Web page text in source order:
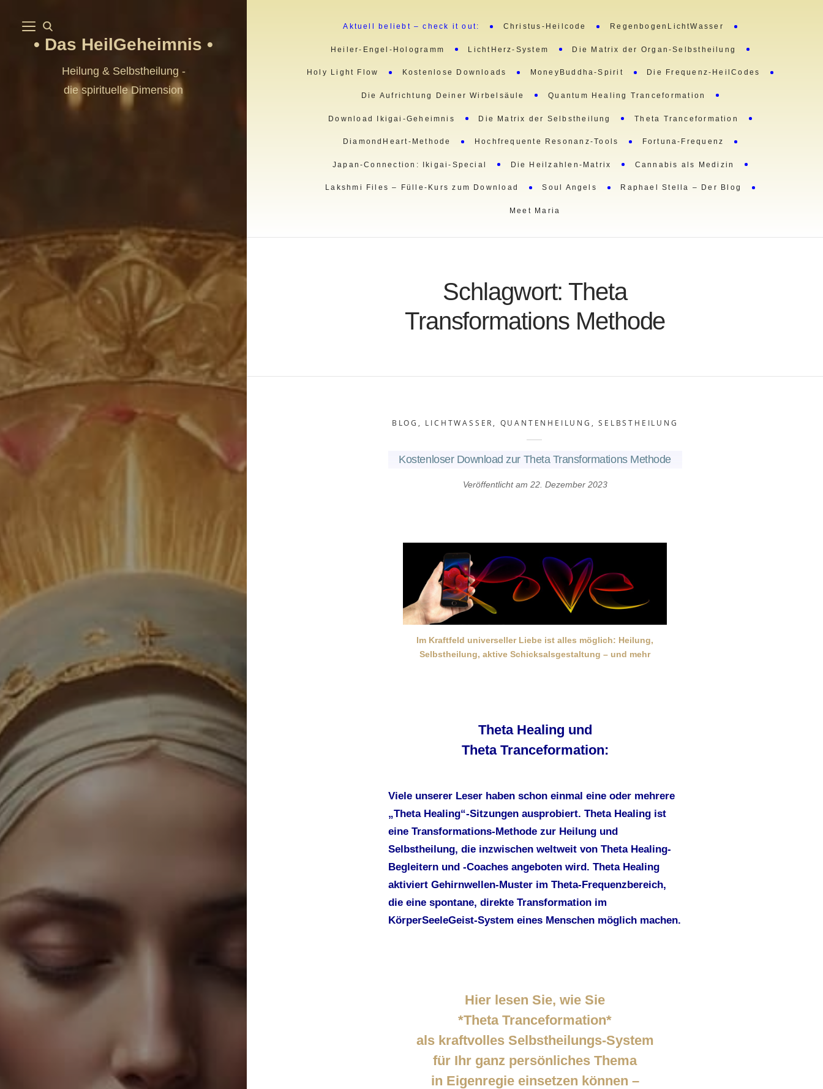
Das HeilGeheimnis
Heilung & Selbstheilung -
die spirituelle Dimension
Aktuell beliebt – check it out: Christus-Heilcode RegenbogenLichtWasser
Heiler-Engel-Hologramm LichtHerz-System Die Matrix der Organ-Selbstheilung
Holy Light Flow Kostenlose Downloads MoneyBuddha-Spirit Die Frequenz-HeilCodes
Die Aufrichtung Deiner Wirbelsäule Quantum Healing Tranceformation
Download Ikigai-Geheimnis Die Matrix der Selbstheilung Theta Tranceformation
DiamondHeart-Methode Hochfrequente Resonanz-Tools Fortuna-Frequenz
Japan-Connection: Ikigai-Special Die Heilzahlen-Matrix Cannabis als Medizin
Lakshmi Files – Fülle-Kurs zum Download Soul Angels Raphael Stella – Der Blog
Meet Maria
Schlagwort: Theta
Transformations Methode
BLOG , LICHTWASSER , QUANTENHEILUNG ,SELBSTHEILUNG
Kostenloser Download zur Theta Transformations Methode
Veröffentlicht am 22. Dezember 2023
Im Kraftfeld universeller Liebe ist alles möglich: Heilung,
Selbstheilung, aktive Schicksalsgestaltung – und mehr
Theta Healing und
Theta Tranceformation:
Viele unserer Leser haben schon einmal eine oder mehrere
„Theta Healing“-Sitzungen ausprobiert. Theta Healing ist
eine Transformations-Methode zur Heilung und
Selbstheilung, die inzwischen weltweit von Theta Healing-
Begleitern und -Coaches angeboten wird. Theta Healing
aktiviert Gehirnwellen-Muster im Theta-Frequenzbereich,
die eine spontane, direkte Transformation im
KörperSeeleGeist-System eines Menschen möglich machen.
Hier lesen Sie, wie Sie
*Theta Tranceformation*
als kraftvolles Selbstheilungs-System
für Ihr ganz persönliches Thema
in Eigenregie einsetzen können –